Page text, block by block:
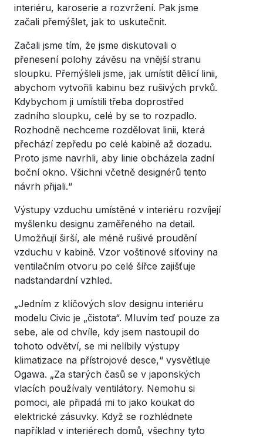
interiéru, karoserie a rozvržení. Pak jsme
začali přemýšlet, jak to uskutečnit.
Začali jsme tím, že jsme diskutovali o
přenesení polohy závěsu na vnější stranu
sloupku. Přemýšleli jsme, jak umístit dělicí linii,
abychom vytvořili kabinu bez rušivých prvků.
Kdybychom ji umístili třeba doprostřed
zadního sloupku, celé by se to rozpadlo.
Rozhodně nechceme rozdělovat linii, která
přechází zepředu po celé kabině až dozadu.
Proto jsme navrhli, aby linie obcházela zadní
boční okno. Všichni včetně designérů tento
návrh přijali.“
Výstupy vzduchu umístěné v interiéru rozvíjejí
myšlenku designu zaměřeného na detail.
Umožňují širší, ale méně rušivé proudění
vzduchu v kabině. Vzor voštinové síťoviny na
ventilačním otvoru po celé šířce zajišťuje
nadstandardní vzhled.
„Jedním z klíčových slov designu interiéru
modelu Civic je „čistota“. Mluvím teď pouze za
sebe, ale od chvíle, kdy jsem nastoupil do
tohoto odvětví, se mi nelíbily výstupy
klimatizace na přístrojové desce,“ vysvětluje
Ogawa. „Za starých časů se v japonských
vlacích používaly ventilátory. Nemohu si
pomoci, ale připadá mi to jako koukat do
elektrické zásuvky. Když se rozhlédnete
například v interiérech domů, všechny tyto